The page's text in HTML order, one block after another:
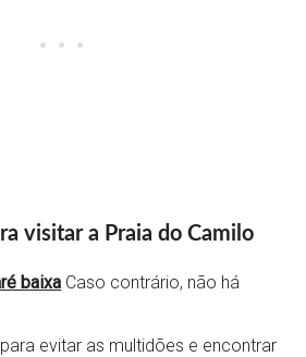
visitar a Praia do Camilo
baixa Caso contrário, não há
evitar as multidões e encontrar